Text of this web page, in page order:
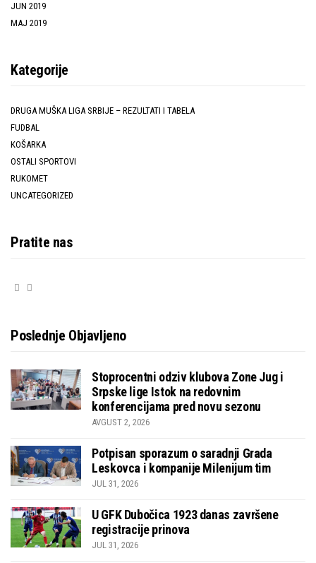
JUN 2019
MAJ 2019
Kategorije
DRUGA MUŠKA LIGA SRBIJE – REZULTATI I TABELA
FUDBAL
KOŠARKA
OSTALI SPORTOVI
RUKOMET
UNCATEGORIZED
Pratite nas
Poslednje Objavljeno
Stoprocentni odziv klubova Zone Jug i
Srpske lige Istok na redovnim
konferencijama pred novu sezonu
AVGUST 2, 2026
Potpisan sporazum o saradnji Grada
Leskovca i kompanije Milenijum tim
JUL 31, 2026
U GFK Dubočica 1923 danas završene
registracije prinova
JUL 31, 2026